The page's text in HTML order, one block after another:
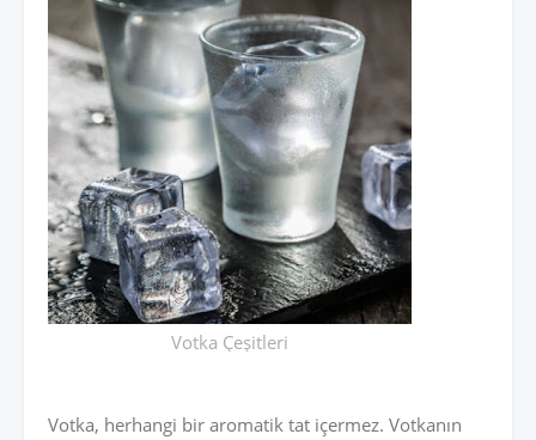
Votka Çeşitleri
Votka, herhangi bir aromatik tat içermez. Votkanın